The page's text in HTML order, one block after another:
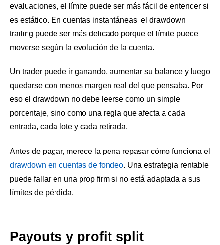
evaluaciones, el límite puede ser más fácil de entender si
es estático. En cuentas instantáneas, el drawdown
trailing puede ser más delicado porque el límite puede
moverse según la evolución de la cuenta.
Un trader puede ir ganando, aumentar su balance y luego
quedarse con menos margen real del que pensaba. Por
eso el drawdown no debe leerse como un simple
porcentaje, sino como una regla que afecta a cada
entrada, cada lote y cada retirada.
Antes de pagar, merece la pena repasar cómo funciona el
drawdown en cuentas de fondeo. Una estrategia rentable
puede fallar en una prop firm si no está adaptada a sus
límites de pérdida.
Payouts y profit split